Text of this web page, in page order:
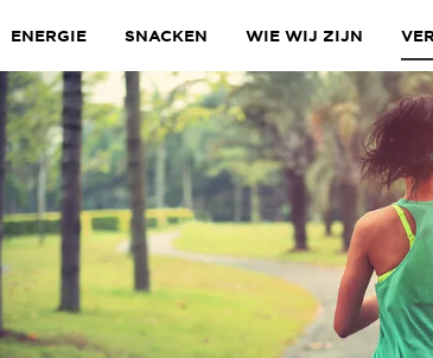
ENERGIE SNACKEN WIE WIJ ZIJN